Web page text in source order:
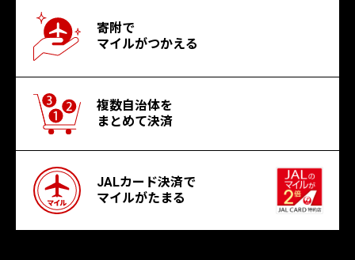
寄附で
マイルがつかえる
複数自治体を
まとめて決済
JALカード決済で
マイルがたまる